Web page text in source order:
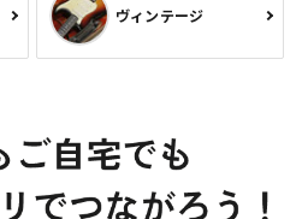
ヴィンテージ